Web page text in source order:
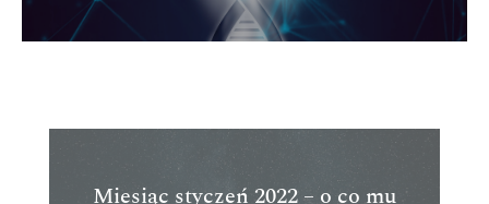
Miesiąc styczeń 2022 – o co mu